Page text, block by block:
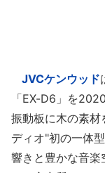
JVCケンウッド
「EX-D6」を
振動板に木の素材
ディオ"初の一体
響きと豊かな音楽